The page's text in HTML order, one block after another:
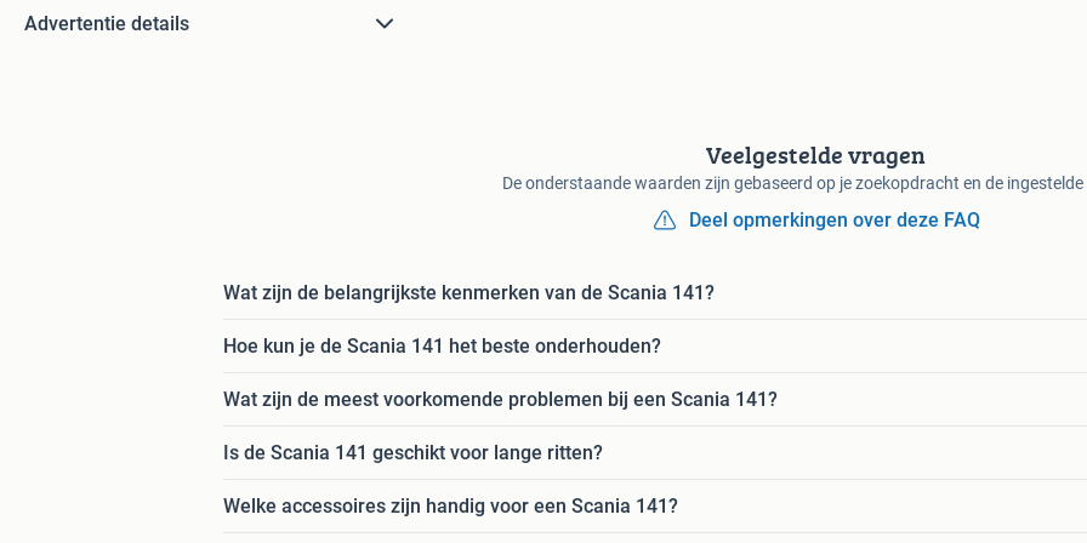
Advertentie details
Veelgestelde vragen
De onderstaande waarden zijn gebaseerd op je zoekopdracht en de
Deel opmerkingen over deze FAQ
Wat zijn de belangrijkste kenmerken van de Scania 141?
Hoe kun je de Scania 141 het beste onderhouden?
Wat zijn de meest voorkomende problemen bij een Scania 141?
Is de Scania 141 geschikt voor lange ritten?
Welke accessoires zijn handig voor een Scania 141?